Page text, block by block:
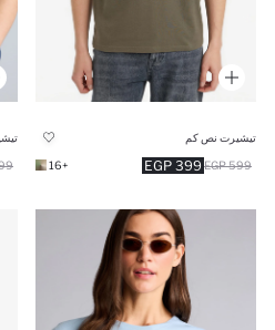
تيشيرت نص كم
399 EGP 599 EGP
+16
تيشيرت